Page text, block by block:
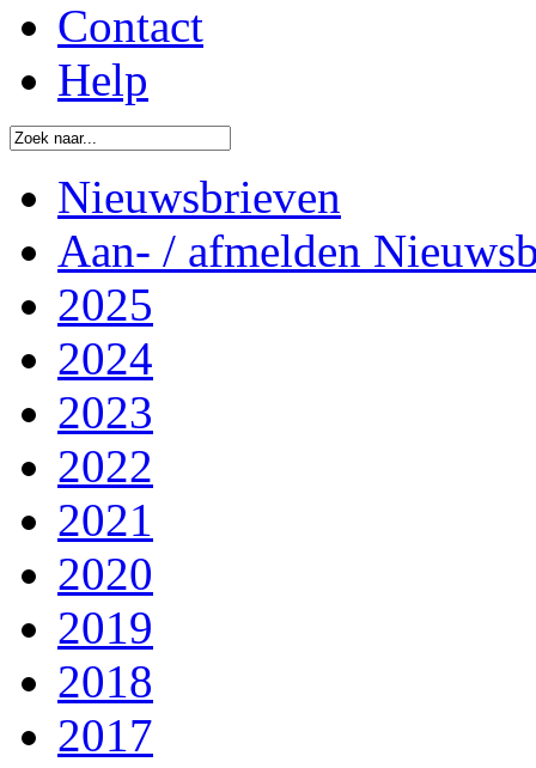
Contact
Help
Nieuwsbrieven
Aan- / afmelden
2025
2024
2023
2022
2021
2020
2019
2018
2017